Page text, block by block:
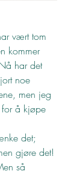
vært tom
kommer
har det
noe
men jeg
for å kjøpe
det;
gjøre det!
så